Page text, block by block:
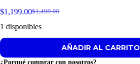
$1,499.00
Original
price
$1,199.00Current
price
1 disponibles
AÑADIR AL CARRITO
¿Porqué comprar con nosotros?